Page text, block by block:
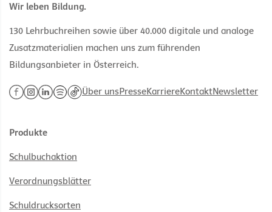
Wir leben Bildung.
130 Lehrbuchreihen sowie über 40.000 digitale und analoge
Zusatzmaterialien machen uns zum führenden
Bildungsanbieter in Österreich.
Über unsPresseKarriereKontaktNewsletter
Produkte
Schulbuchaktion
Verordnungsblätter
Schuldrucksorten